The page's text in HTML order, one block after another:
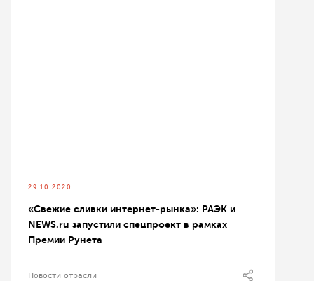
29.10.2020
«Свежие сливки интернет-рынка»: РАЭК и
NEWS.ru запустили спецпроект в рамках
Премии Рунета
Новости отрасли